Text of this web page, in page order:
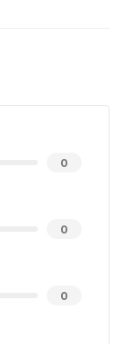
0
0
0